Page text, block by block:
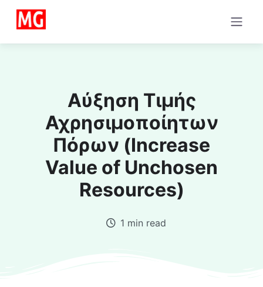
Αύξηση Τιμής
Αχρησιμοποίητων
Πόρων (Increase
Value of Unchosen
Resources)
1 min read